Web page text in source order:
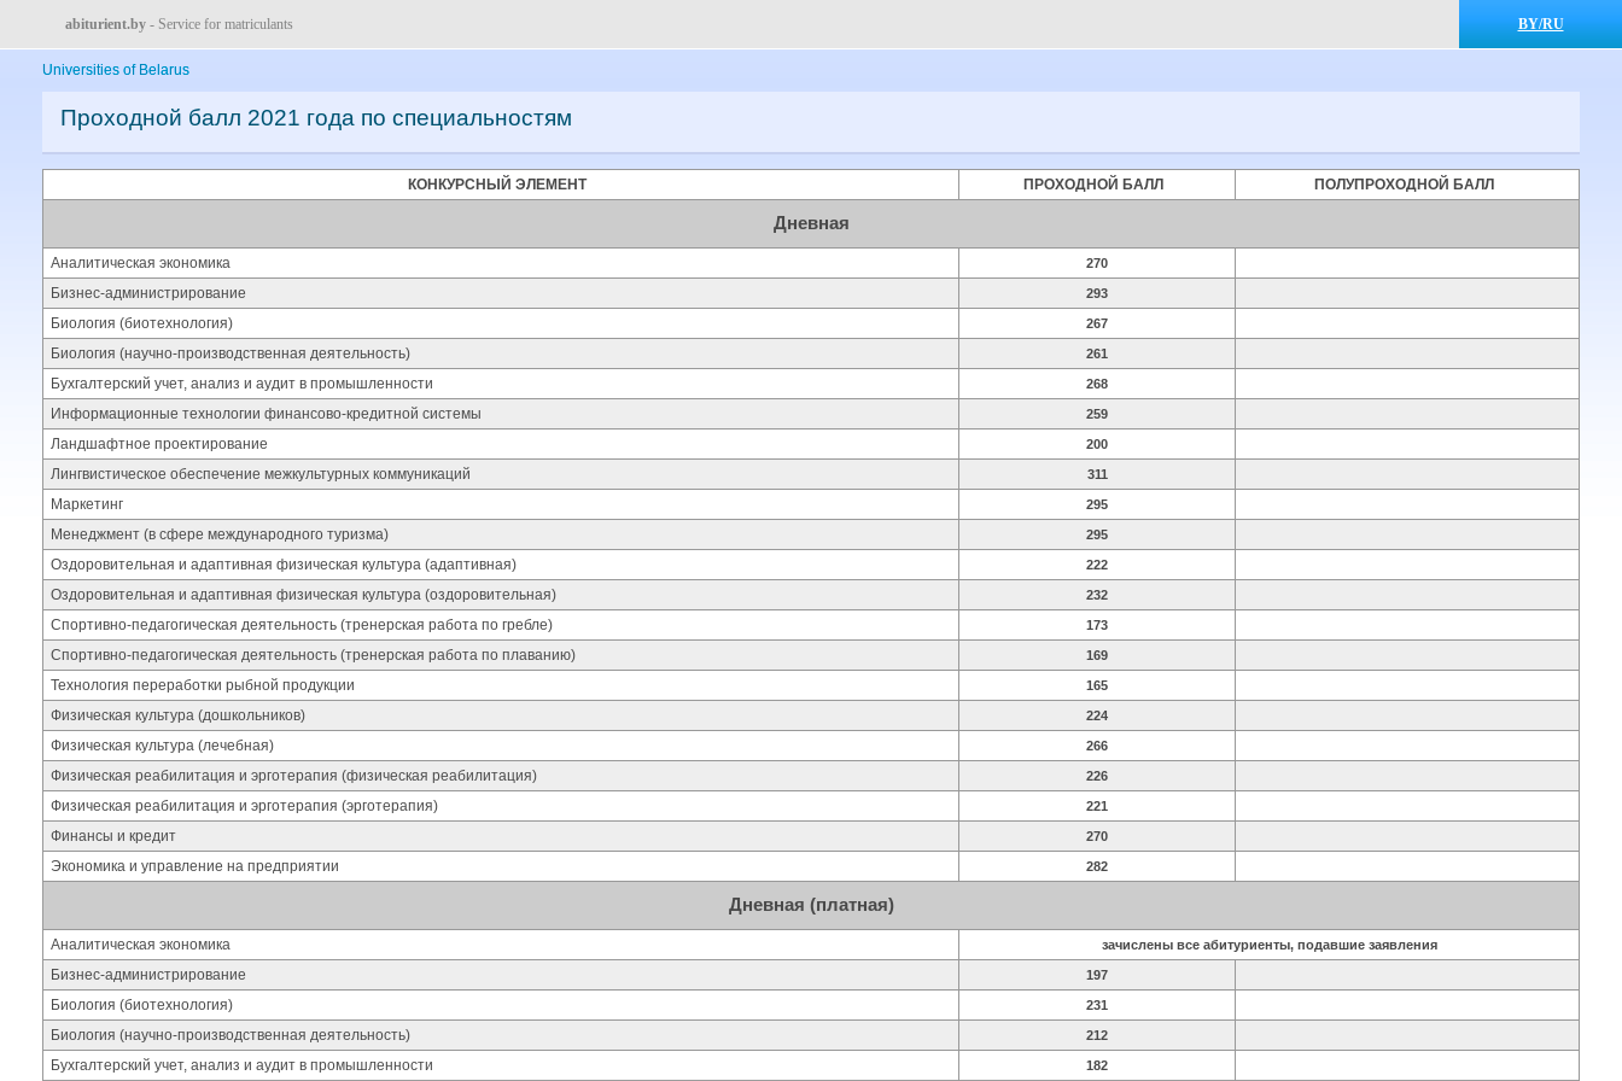
BY/RU
abiturient.by - Service for matriculants
Universities of Belarus
Проходной балл 2021 года по специальностям
КОНКУРСНЫЙ ЭЛЕМЕНТ ПРОХОДНОЙ БАЛЛ ПОЛУПРОХОДНОЙ БАЛЛ
Дневная
Аналитическая экономика 270
Бизнес-администрирование 293
Биология (биотехнология) 267
Биология (научно-производственная деятельность) 261
Бухгалтерский учет, анализ и аудит в промышленности 268
Информационные технологии финансово-кредитной системы 259
Ландшафтное проектирование 200
Лингвистическое обеспечение межкультурных коммуникаций 311
Маркетинг 295
Менеджмент (в сфере международного туризма) 295
Оздоровительная и адаптивная физическая культура (адаптивная) 222
Оздоровительная и адаптивная физическая культура (оздоровительная) 232
Спортивно-педагогическая деятельность (тренерская работа по гребле) 173
Спортивно-педагогическая деятельность (тренерская работа по плаванию) 169
Технология переработки рыбной продукции 165
Физическая культура (дошкольников) 224
Физическая культура (лечебная) 266
Физическая реабилитация и эрготерапия (физическая реабилитация) 226
Физическая реабилитация и эрготерапия (эрготерапия) 221
Финансы и кредит 270
Экономика и управление на предприятии 282
Дневная (платная)
Аналитическая экономика зачислены все абитуриенты, подавшие заявления
Бизнес-администрирование 197
Биология (биотехнология) 231
Биология (научно-производственная деятельность) 212
Бухгалтерский учет, анализ и аудит в промышленности 182